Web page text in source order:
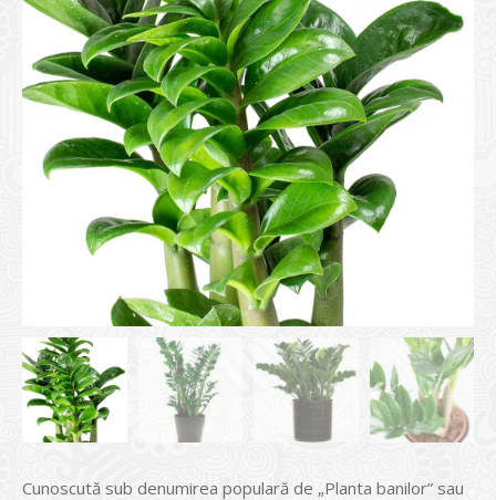
Cunoscută sub denumirea populară de „Planta banilor” sau